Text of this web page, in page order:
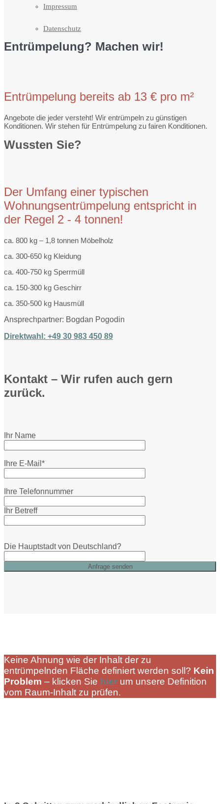
Impressum
Datenschutz
Entrümpelung? Machen wir!
Entrümpelung bereits ab 13 € pro m²
Angebote die jeder versteht! Wir entrümpeln zu günstigen
Konditionen. Wir stehen für Entrümpelung zu fairen Konditionen.
Wussten Sie?
Der Umfang einer typischen
Wohnungsentrümpelung entspricht in
der Regel 2 - 4 tonnen!
ca. 800 kg – 1,8 tonnen Möbelholz
ca. 300-650 kg Kleidung
ca. 400-750 kg Sperrmüll
ca. 150-300 kg Geschirr
ca. 350-500 kg Hausmüll
Ansprechpartner: Bogdan Pogodin
Direktwahl: +49 30 983 450 89
Kontakt – Wir rufen auch gern
zurück.
Ihr Name
Ihre E-Mail*
Ihre Telefonnummer
Ihr Betreff
Die Hauptstadt von Deutschland?
Keine Ahnung wie der Inhalt der zu
entrümpelnden Fläche definiert werden soll? Kein
Problem – klicken Sie hier um unsere Definition
vom Raum-Inhalt zu prüfen.